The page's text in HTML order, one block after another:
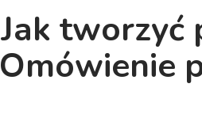
Jak tworzyć
Omówienie